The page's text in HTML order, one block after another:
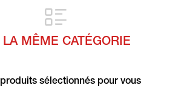
LA MÊME CATÉGORIE
sélectionnés pour vous